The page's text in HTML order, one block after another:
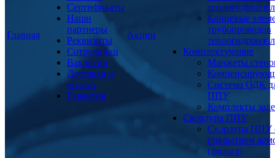
Главная
Сертификаты
Наши
партнеры
Реквизиты
Сотрудники
Вакансии
Доставка и
оплата
Гарантия
Акции
Концевые
трубопроводов
Комплектующие
Манжеты
Система ОДК
ППУ
Комплекты
Скорлупа ППУ
Скорлупа ППУ
покрытием
(фольга)